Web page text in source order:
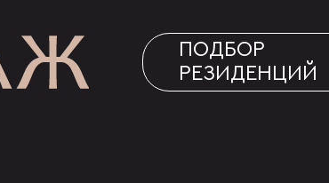
ПОДБОР
РЕЗИДЕНЦИЙ